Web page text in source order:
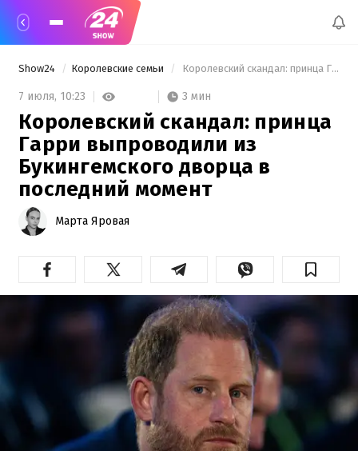
Show24 Королевские семьи Королевский скандал: принца Гарри выпроводили из Букингемского дворца в последний момент
7 июля, 10:23 3 мин
Королевский скандал: принца
Гарри выпроводили из
Букингемского дворца в
последний момент
Марта Яровая